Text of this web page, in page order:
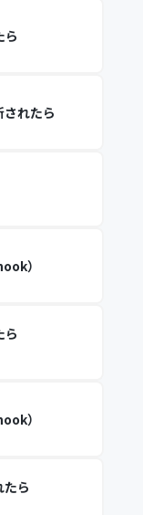
ら
れたら
）
ら
）
ら